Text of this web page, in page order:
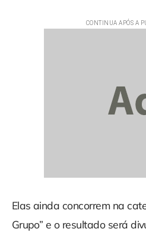
Elas ainda concorrem na
Grupo” e o resultado será